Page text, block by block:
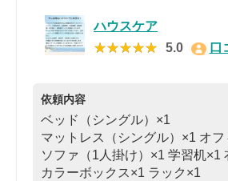
ハウスケア
★★★★★
★★★★★ 5.0 口
依頼内容
ベッド（シングル）×1
マットレス（シングル）×1 オフ
ソファ（1人掛け）×1 学習机×1
カラーボックス×1 ラック×1